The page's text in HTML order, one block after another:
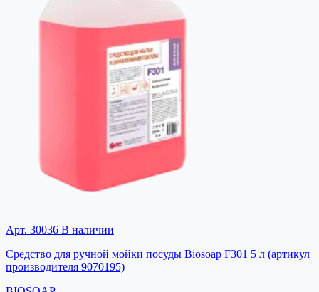
Арт. 30036 В наличии
Средство для ручной мойки посуды Biosoap F301 5 л (артикул
производителя 9070195)